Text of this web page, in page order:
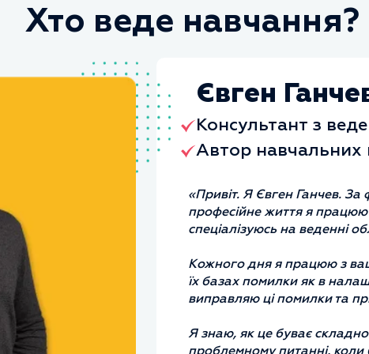
Хто веде навчання?
«Привіт. Я Євген Ганчев. За
професійне життя я працюю
спеціалізуюсь на веденні
Кожного дня я працюю з
їх базах помилки як в
виправляю ці помилки та
Я знаю, як це буває
Автор навчальних
Консультант з
Євген